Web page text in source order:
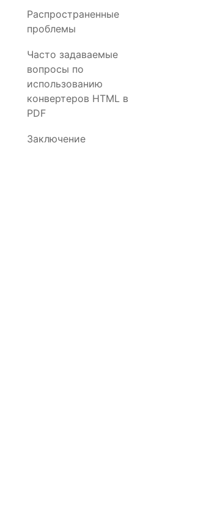
Распространенные
проблемы
Часто задаваемые
вопросы по
использованию
конвертеров HTML в
PDF
Заключение